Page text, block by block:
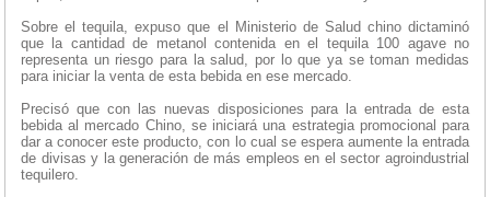
Sobre el tequila, expuso que el Ministerio de Salud chino dictaminó
que la cantidad de metanol contenida en el tequila 100 agave no
representa un riesgo para la salud, por lo que ya se toman medidas
para iniciar la venta de esta bebida en ese mercado.
Precisó que con las nuevas disposiciones para la entrada de esta
bebida al mercado Chino, se iniciará una estrategia promocional para
dar a conocer este producto, con lo cual se espera aumente la entrada
de divisas y la generación de más empleos en el sector agroindustrial
tequilero.